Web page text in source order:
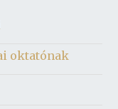
oktatónak